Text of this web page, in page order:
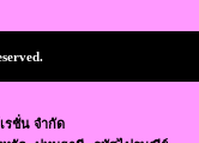
รชั่น จำกัด